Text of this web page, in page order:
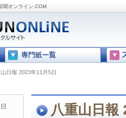
聞オンライン.COM
山日報 2023年11月5日
八重山日報